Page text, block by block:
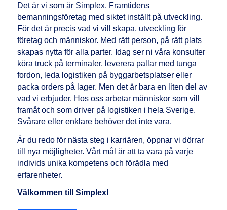
Det är vi som är Simplex. Framtidens
bemanningsföretag med siktet inställt på utveckling.
För det är precis vad vi vill skapa, utveckling för
företag och människor. Med rätt person, på rätt plats
skapas nytta för alla parter. Idag ser ni våra konsulter
köra truck på terminaler, leverera pallar med tunga
fordon, leda logistiken på byggarbetsplatser eller
packa orders på lager. Men det är bara en liten del av
vad vi erbjuder. Hos oss arbetar människor som vill
framåt och som driver på logistiken i hela Sverige.
Svårare eller enklare behöver det inte vara.
Är du redo för nästa steg i karriären, öppnar vi dörrar
till nya möjligheter. Vårt mål är att ta vara på varje
individs unika kompetens och förädla med
erfarenheter.
Välkommen till Simplex!